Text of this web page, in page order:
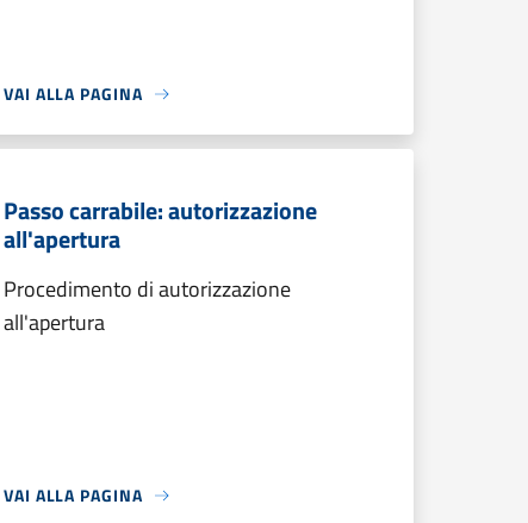
VAI ALLA PAGINA
Passo carrabile: autorizzazione
all'apertura
Procedimento di autorizzazione
all'apertura
VAI ALLA PAGINA